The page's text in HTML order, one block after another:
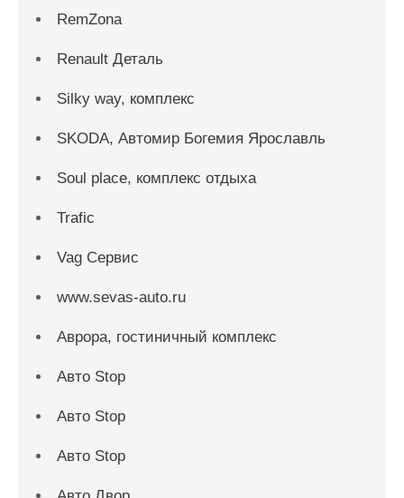
RemZona
Renault Деталь
Silky way, комплекс
SKODA, Автомир Богемия Ярославль
Soul place, комплекс отдыха
Trafic
Vag Сервис
www.sevas-auto.ru
Аврора, гостиничный комплекс
Авто Stop
Авто Stop
Авто Stop